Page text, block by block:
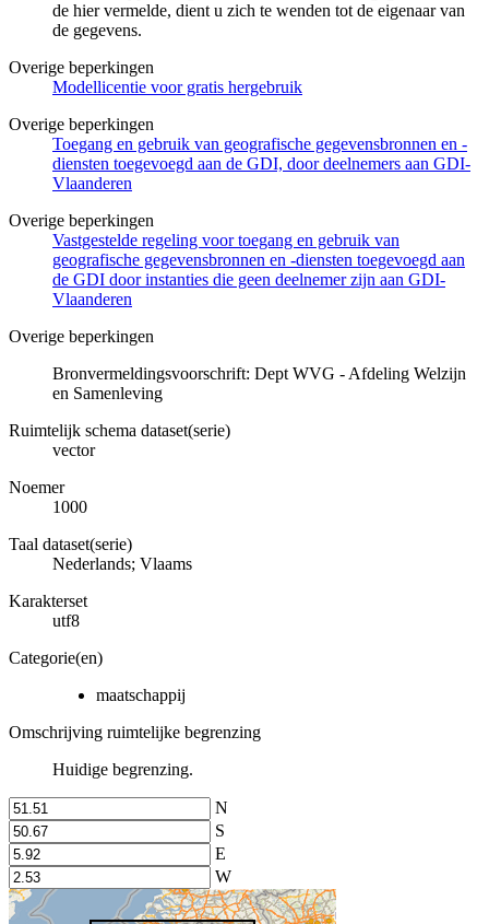
de hier vermelde, dient u zich te wenden tot de eigenaar van
de gegevens.
Overige beperkingen
Modellicentie voor gratis hergebruik
Overige beperkingen
Toegang en gebruik van geografische gegevensbronnen en -
diensten toegevoegd aan de GDI, door deelnemers aan GDI-
Vlaanderen
Overige beperkingen
Vastgestelde regeling voor toegang en gebruik van
geografische gegevensbronnen en -diensten toegevoegd aan
de GDI door instanties die geen deelnemer zijn aan GDI-
Vlaanderen
Overige beperkingen
Bronvermeldingsvoorschrift: Dept WVG - Afdeling Welzijn
en Samenleving
Ruimtelijk schema dataset(serie)
vector
Noemer
1000
Taal dataset(serie)
Nederlands; Vlaams
Karakterset
utf8
Categorie(en)
maatschappij
Omschrijving ruimtelijke begrenzing
Huidige begrenzing.
N
S
E
W